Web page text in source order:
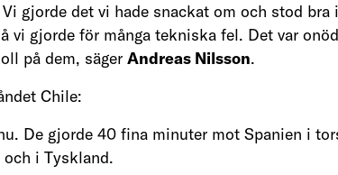
gjorde det vi hade snackat om och stod
vi gjorde för många tekniska fel. Det var
på dem, säger Andreas Nilsson.
Chile:
De gjorde 40 fina minuter mot Spanien i
i Tyskland.